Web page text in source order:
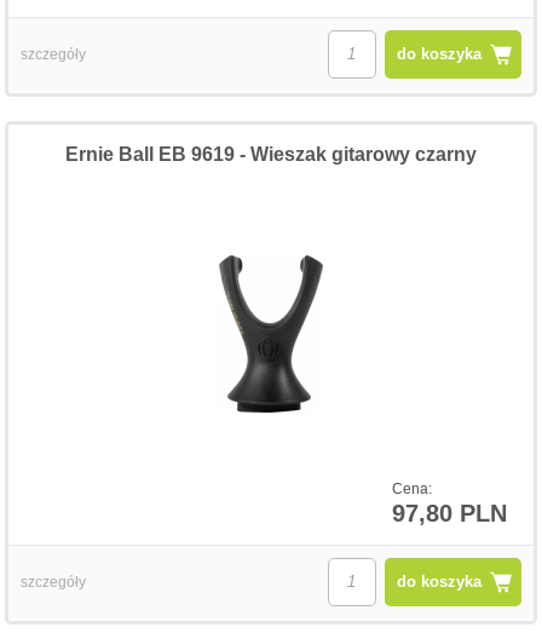
do koszyka
szczegóły
Cena:
97,80 PLN
Ernie Ball EB 9619 - Wieszak gitarowy czarny
do koszyka
szczegóły